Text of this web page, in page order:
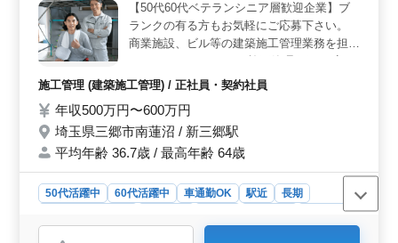
心して長く働ける環境です。【50代60代ベテランシニア層歓迎企業】ブ
ランクの有る方もお気軽にご応募下さい。
商業施設、ビル等の建築施工管理業務を担当
全・品質・原価) ・現場業者の取りまとめ ・
務 ※現場エリア：主に埼玉県・東京都・千
葉県・茨城県及び神奈川県と広範囲になりま
す。 ＊増員のための募集になります。 40〜
方のご応募をお待ちしております！
施工管理 (建築施工管理) / 正社員・契約社員
年収500万円〜600万円
埼玉県三郷市南蓮沼 / 新三郷駅
平均年齢 36.7歳 / 最高年齢 64歳
50代活躍中 60代活躍中 車通勤OK 駅近
長期
施工管理